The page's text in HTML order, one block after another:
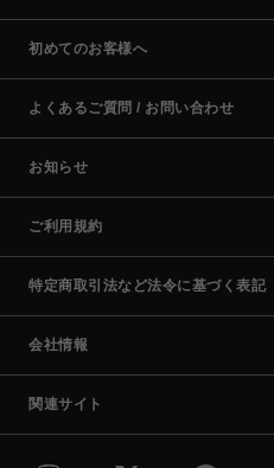
初めてのお客様へ
よくあるご質問 / お問い合わせ
お知らせ
ご利用規約
特定商取引法など法令に基づく表記
会社情報
関連サイト